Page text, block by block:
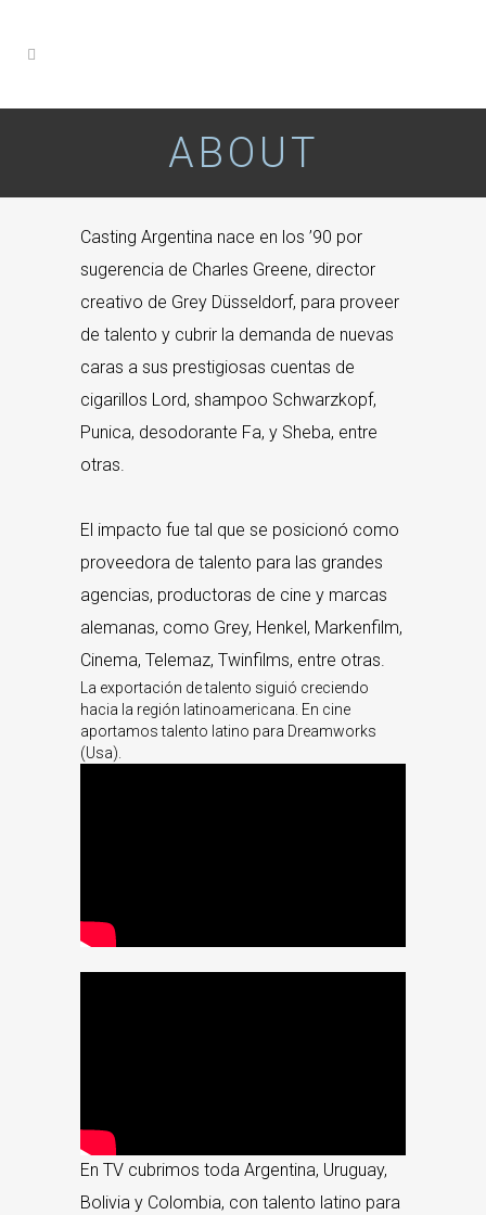
ABOUT
Casting Argentina nace en los ’90 por
sugerencia de Charles Greene, director
creativo de Grey Düsseldorf, para proveer
de talento y cubrir la demanda de nuevas
caras a sus prestigiosas cuentas de
cigarillos Lord, shampoo Schwarzkopf,
Punica, desodorante Fa, y Sheba, entre
otras.
El impacto fue tal que se posicionó como
proveedora de talento para las grandes
agencias, productoras de cine y marcas
alemanas, como Grey, Henkel, Markenfilm,
Cinema, Telemaz, Twinfilms, entre otras.
La exportación de talento siguió creciendo
hacia la región latinoamericana. En cine
aportamos talento latino para Dreamworks
(Usa).
En TV cubrimos toda Argentina, Uruguay,
Bolivia y Colombia, con talento latino para